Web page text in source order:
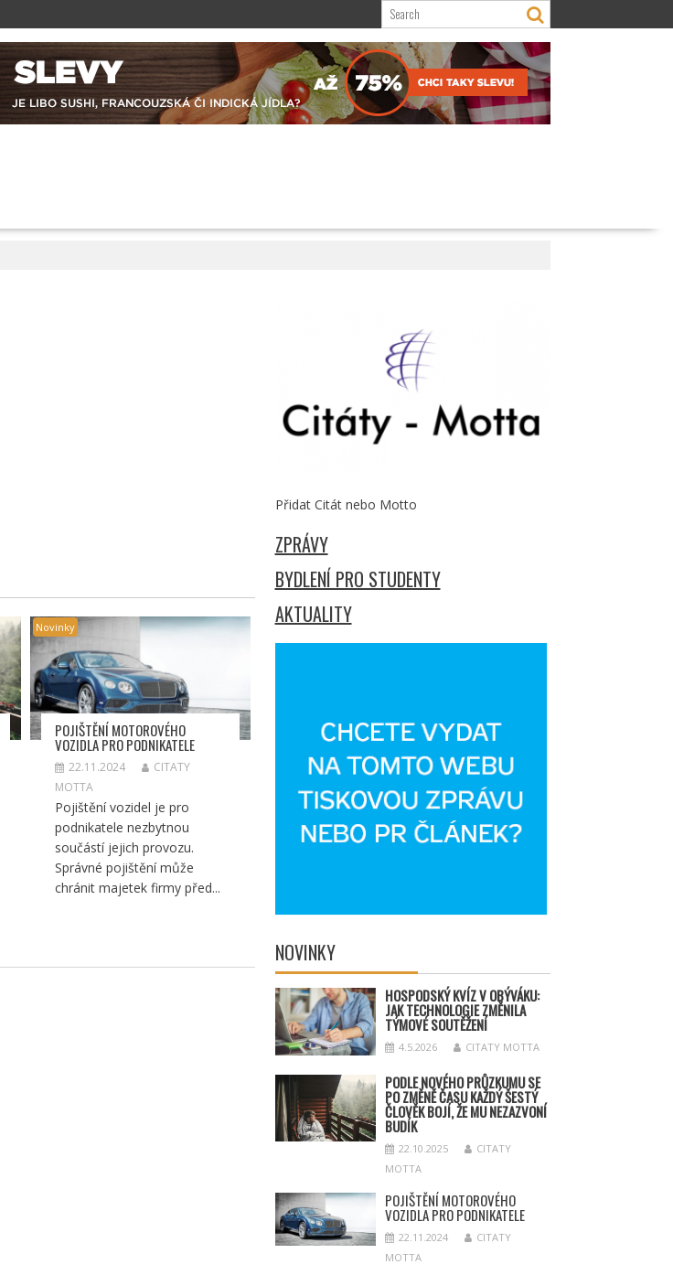
Novinky
POJIŠTĚNÍ MOTOROVÉHO
VOZIDLA PRO PODNIKATELE
22.11.2024
CITATY
MOTTA
Pojištění vozidel je pro
podnikatele nezbytnou
součástí jejich provozu.
Správné pojištění může
chránit majetek firmy před...
Přidat Citát nebo Motto
ZPRÁVY
BYDLENÍ PRO STUDENTY
AKTUALITY
NOVINKY
HOSPODSKÝKVÍZ V OBÝVÁKU:
JAK TECHNOLOGIE ZMĚNILA
TÝMOVÉ SOUTĚŽENÍ
4.5.2026 CITATY MOTTA
PODLE NOVÉHO PRŮZKUMU SE
PO ZMĚNĚ ČASU KAŽDÝ ŠESTÝ
ČLOVĚK BOJÍ, ŽE MU NEZAZVONÍ
BUDÍK
22.10.2025
CITATY
MOTTA
POJIŠTĚNÍ MOTOROVÉHO
VOZIDLA PRO PODNIKATELE
22.11.2024
CITATY
MOTTA